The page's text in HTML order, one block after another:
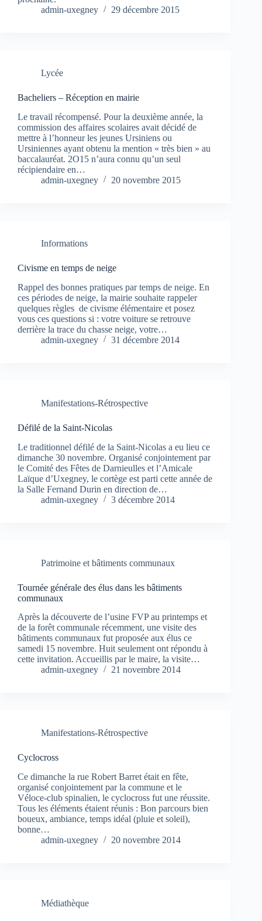
admin-uxegney
29 décembre 2015
Lycée
Bacheliers – Réception en mairie
Le travail récompensé. Pour la deuxième année, la
commission des affaires scolaires avait décidé de
mettre à l’honneur les jeunes Ursiniens ou
Ursiniennes ayant obtenu la mention « très bien » au
baccalauréat. 2O15 n’aura connu qu’un seul
récipiendaire en…
admin-uxegney
20 novembre 2015
Informations
Civisme en temps de neige
Rappel des bonnes pratiques par temps de neige. En
ces périodes de neige, la mairie souhaite rappeler
quelques règles de civisme élémentaire et posez
vous ces questions si : votre voiture se retrouve
derrière la trace du chasse neige, votre…
admin-uxegney
31 décembre 2014
Manifestations-Rétrospective
Défilé de la Saint-Nicolas
Le traditionnel défilé de la Saint-Nicolas a eu lieu ce
dimanche 30 novembre. Organisé conjointement par
le Comité des Fêtes de Darnieulles et l’Amicale
Laïque d’Uxegney, le cortège est parti cette année de
la Salle Fernand Durin en direction de…
admin-uxegney
3 décembre 2014
Patrimoine et bâtiments communaux
Tournée générale des élus dans les bâtiments
communaux
Après la découverte de l’usine FVP au printemps et
de la forêt communale récemment, une visite des
bâtiments communaux fut proposée aux élus ce
samedi 15 novembre. Huit seulement ont répondu à
cette invitation. Accueillis par le maire, la visite…
admin-uxegney
21 novembre 2014
Manifestations-Rétrospective
Cyclocross
Ce dimanche la rue Robert Barret était en fête,
organisé conjointement par la commune et le
Véloce-club spinalien, le cyclocross fut une réussite.
Tous les éléments étaient réunis : Bon parcours bien
boueux, ambiance, temps idéal (pluie et soleil),
bonne…
admin-uxegney
20 novembre 2014
Médiathèque